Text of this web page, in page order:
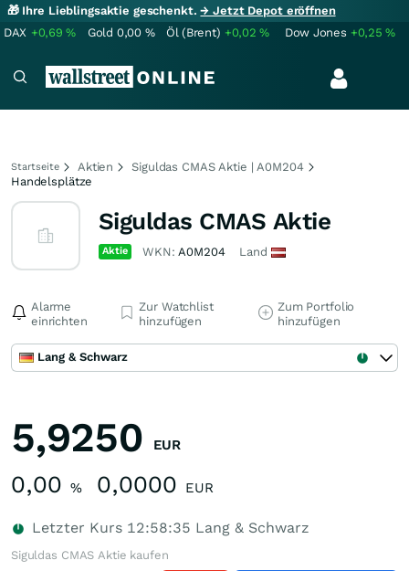
🎁 Ihre Lieblingsaktie geschenkt.→ Jetzt Depot eröffnen
DAX +0,69% Gold 0,00 % Öl (Brent) +0,02% Dow Jones +0,25%
Startseite Aktien
Siguldas CMAS Aktie | A0M204
Handelsplätze
Siguldas CMAS Aktie
Aktie WKN:A0M204 Land
Alarme
einrichten
Zur Watchlist
hinzufügen
Zum Portfolio
hinzufügen
Lang & Schwarz
5,9250 EUR
0,00 % 0,0000 EUR
Letzter Kurs 12:58:35 Lang & Schwarz
Siguldas CMAS Aktie kaufen